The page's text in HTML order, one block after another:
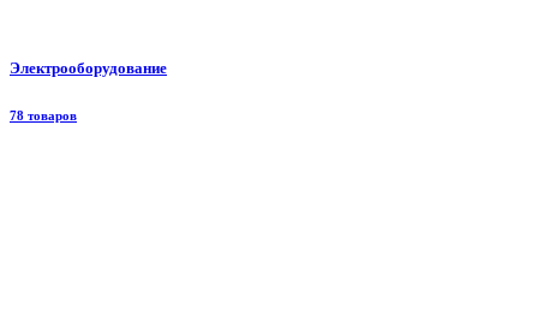
Электрооборудование
78 товаров